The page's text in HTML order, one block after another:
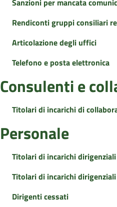
Sanzioni per mancata
Rendiconti gruppi consiliari
Articolazione degli uffici
Telefono e posta elettronica
Consulenti e
Titolari di incarichi di
Personale
Titolari di incarichi
Titolari di incarichi
Dirigenti cessati